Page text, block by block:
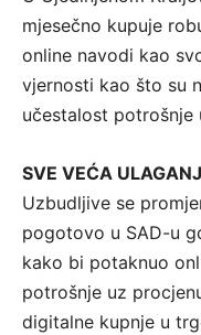
mjesečno kupuje
online navodi kao
vjernosti kao što su
učestalost potrošnje
SVE VEĆA
Uzbudljive se
pogotovo u SAD-u
kako bi potaknuo
potrošnje uz
digitalne kupnje u